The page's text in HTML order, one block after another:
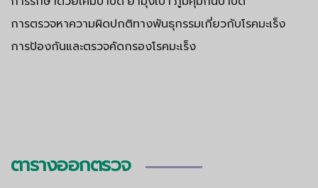
การตรวจหาความผิดปกติทางพันธุกรรมเกี่ยวกับโรคมะเร็ง
การป้องกันและตรวจคัดกรองโรคมะเร็ง
ตารางออกตรวจ